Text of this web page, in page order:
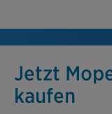
Jetzt
kaufen